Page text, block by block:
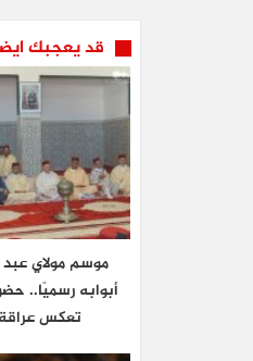
قد يعجبك
موسم مولاي عبد
أبوابه رسميًا..
تعكس